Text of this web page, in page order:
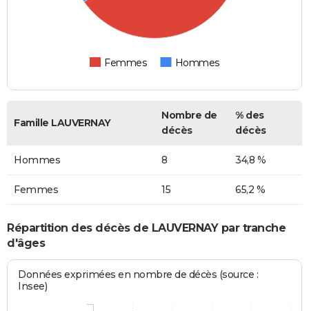
Femmes Hommes
Famille LAUVERNAY
Nombre de
décès
% des
décès
Hommes 8 34,8 %
Femmes 15 65,2 %
Répartition des décès de LAUVERNAY par tranche
d'âges
Données exprimées en nombre de décès (source :
Insee)